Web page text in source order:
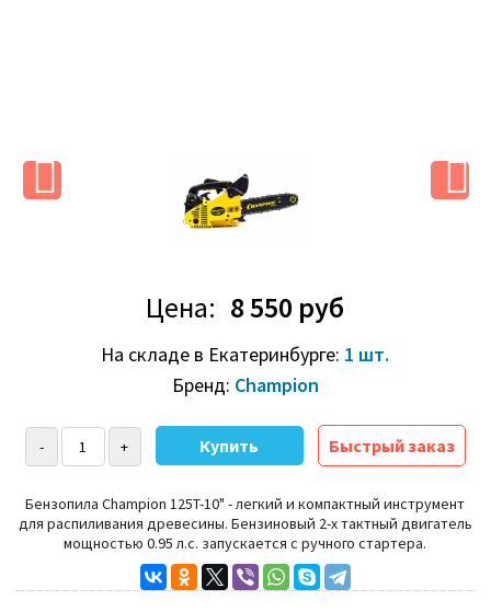
Цена: 8 550 руб
На складе в Екатеринбурге: 1 шт.
Бренд: Champion
Быстрый заказ
Бензопила Champion 125T-10"- легкий и компактный инструмент
для распиливания древесины. Бензиновый 2-х тактный двигатель
мощностью 0.95 л.с. запускается с ручного стартера.